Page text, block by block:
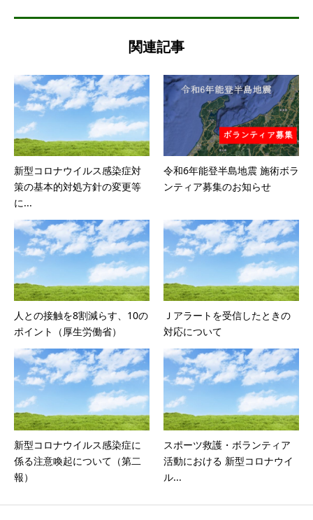
関連記事
新型コロナウイルス感染症対
策の基本的対処方針の変更等
に...
令和6年能登半島地震 施術ボラ
ンティア募集のお知らせ
人との接触を8割減らす、10の
ポイント（厚生労働省）
Ｊアラートを受信したときの
対応について
新型コロナウイルス感染症に
係る注意喚起について（第二
報）
スポーツ救護・ボランティア
活動における 新型コロナウイ
ル...